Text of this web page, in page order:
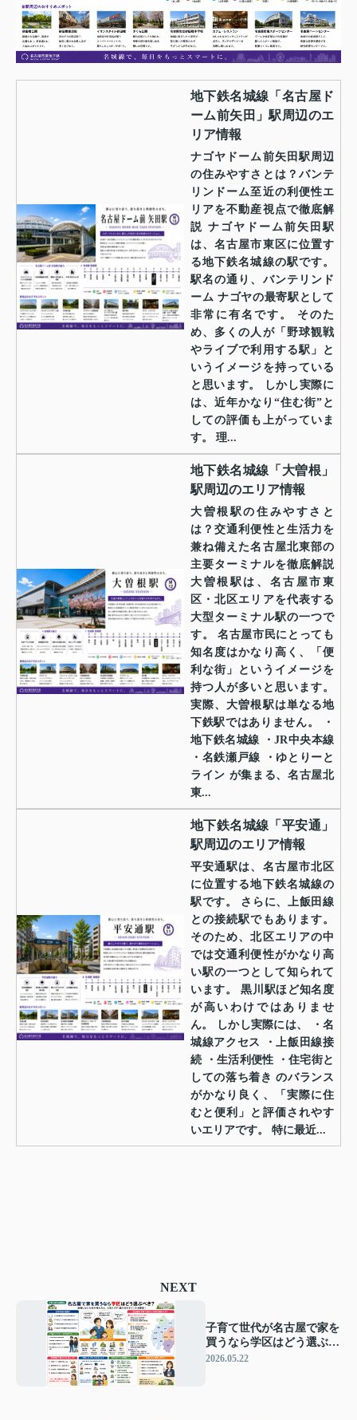
地下鉄名城線「名古屋ド
ーム前矢田」駅周辺のエ
リア情報
ナゴヤドーム前矢田駅周辺
の住みやすさとは？バンテ
リンドーム至近の利便性エ
リアを不動産視点で徹底解
説 ナゴヤドーム前矢田駅
は、名古屋市東区に位置す
る地下鉄名城線の駅です。
駅名の通り、バンテリンド
ーム ナゴヤの最寄駅として
非常に有名です。 そのた
め、多くの人が「野球観戦
やライブで利用する駅」と
いうイメージを持っている
と思います。 しかし実際に
は、近年かなり“住む街”と
しての評価も上がっていま
す。 理...
地下鉄名城線「大曽根」
駅周辺のエリア情報
大曽根駅の住みやすさと
は？交通利便性と生活力を
兼ね備えた名古屋北東部の
主要ターミナルを徹底解説
大曽根駅は、名古屋市東
区・北区エリアを代表する
大型ターミナル駅の一つで
す。 名古屋市民にとっても
知名度はかなり高く、「便
利な街」というイメージを
持つ人が多いと思います。
実際、大曽根駅は単なる地
下鉄駅ではありません。 ・
地下鉄名城線 ・JR中央本線
・名鉄瀬戸線 ・ゆとりーと
ライン が集まる、名古屋北
東...
地下鉄名城線「平安通」
駅周辺のエリア情報
平安通駅は、名古屋市北区
に位置する地下鉄名城線の
駅です。 さらに、上飯田線
との接続駅でもあります。
そのため、北区エリアの中
では交通利便性がかなり高
い駅の一つとして知られて
います。 黒川駅ほど知名度
が高いわけではありませ
ん。 しかし実際には、 ・名
城線アクセス ・上飯田線接
続 ・生活利便性 ・住宅街と
しての落ち着き のバランス
がかなり良く、「実際に住
むと便利」と評価されやす
いエリアです。 特に最近...
NEXT
子育て世代が名古屋で家を
買うなら学区はどう選ぶべ
き？後悔しにくいエリア選
2026.05.22